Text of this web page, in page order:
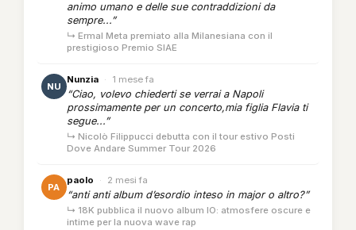
animo umano e delle sue contraddizioni da
sempre...”
↳ Ermal Meta premiato alla Milanesiana con il
prestigioso Premio SIAE
NU
Nunzia · 1 mese fa
“Ciao, volevo chiederti se verrai a Napoli
prossimamente per un concerto,mia figlia Flavia ti
segue...”
↳ Nicolò Filippucci debutta con il tour estivo Posti
Dove Andare Summer Tour 2026
PA
paolo · 2 mesi fa
“anti anti album d’esordio inteso in major o altro?”
↳ 18K pubblica il nuovo album IO: atmosfere oscure e
intime per la nuova wave rap